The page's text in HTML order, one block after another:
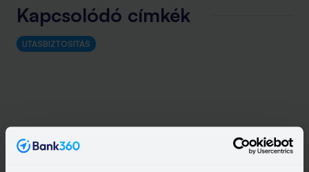
Kapcsolódó címkék
UTASBIZTOSÍTÁS